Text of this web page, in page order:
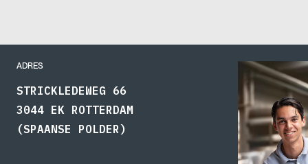
ADRES
STRICKLEDEWEG 66
3044 EK ROTTERDAM
(SPAANSE POLDER)